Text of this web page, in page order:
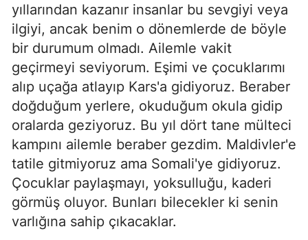
yıllarından kazanır insanlar bu sevgiyi veya
ilgiyi, ancak benim o dönemlerde de böyle
bir durumum olmadı. Ailemle vakit
geçirmeyi seviyorum. Eşimi ve çocuklarımı
alıp uçağa atlayıp Kars'a gidiyoruz. Beraber
doğduğum yerlere, okuduğum okula gidip
oralarda geziyoruz. Bu yıl dört tane mülteci
kampını ailemle beraber gezdim. Maldivler'e
tatile gitmiyoruz ama Somali'ye gidiyoruz.
Çocuklar paylaşmayı, yoksulluğu, kaderi
görmüş oluyor. Bunları bilecekler ki senin
varlığına sahip çıkacaklar.